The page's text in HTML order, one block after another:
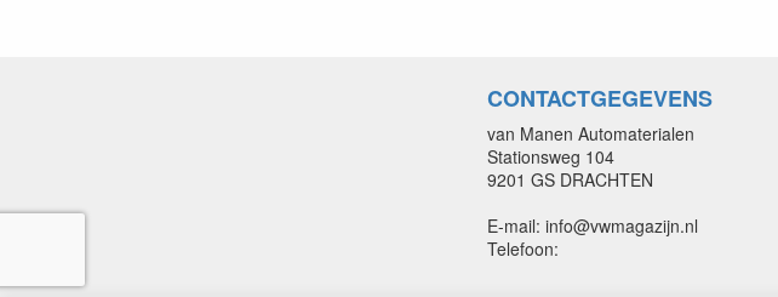
CONTACTGEGEVENS
van Manen Automaterialen
Stationsweg 104
9201 GS DRACHTEN
E-mail: info@vwmagazijn.nl
Telefoon: